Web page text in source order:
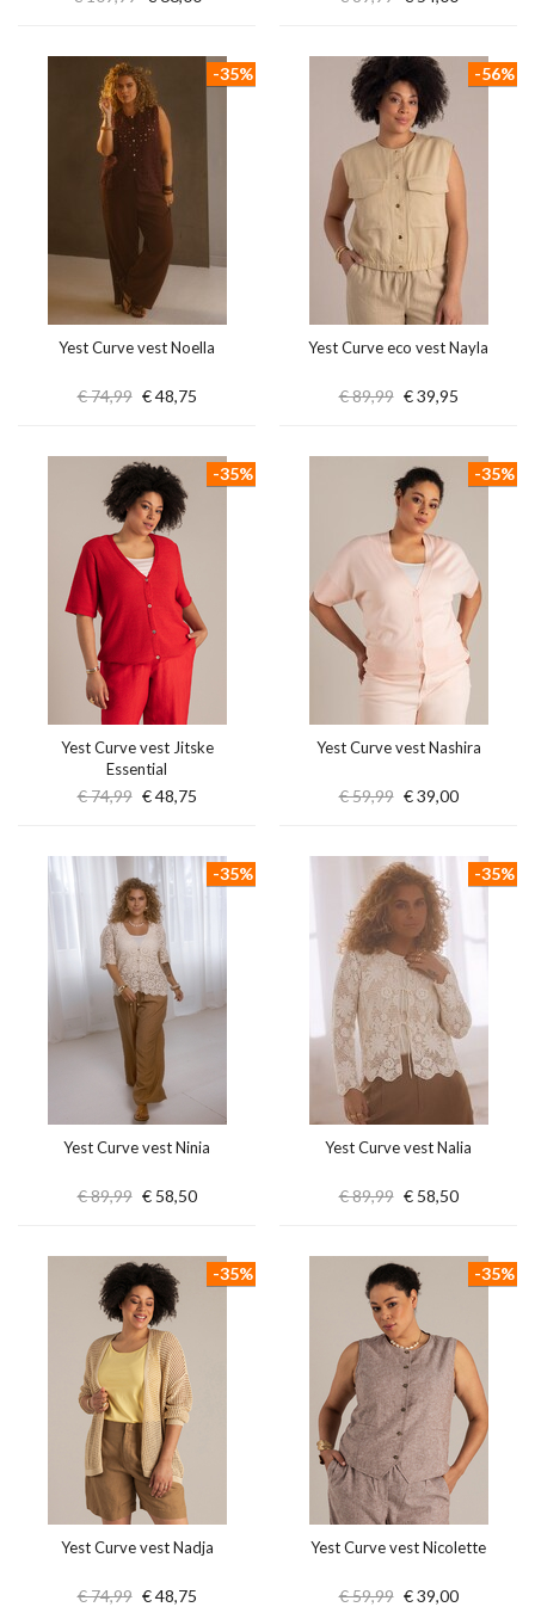
Yest Curve vest Noella
€ 74,99 € 48,75
-35%
Yest Curve eco vest Nayla
€ 89,99 € 39,95
-56%
Yest Curve vest Jitske
Essential
€ 74,99 € 48,75
-35%
Yest Curve vest Nashira
€ 59,99 € 39,00
-35%
Yest Curve vest Ninia
€ 89,99 € 58,50
-35%
Yest Curve vest Nalia
€ 89,99 € 58,50
-35%
Yest Curve vest Nadja
€ 74,99 € 48,75
-35%
Yest Curve vest Nicolette
€ 59,99 € 39,00
-35%